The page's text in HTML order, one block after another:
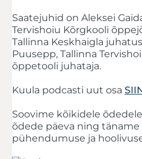
Saatejuhid on Aleksei
Tervishoiu Kõrgkooli
Tallinna Keskhaigla
Puusepp, Tallinna
õppetooli juhataja.
Kuula podcasti uut osa
Soovime kõikidele
õdede päeva ning
pühendumuse ja